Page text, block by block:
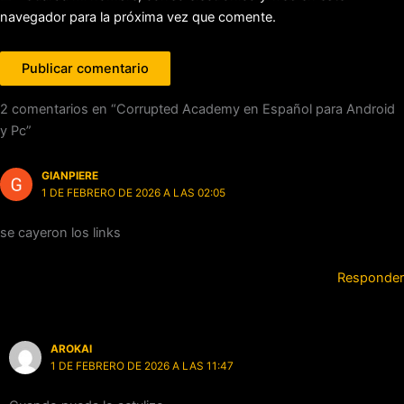
navegador para la próxima vez que comente.
2 comentarios en “Corrupted Academy en Español para Android
y Pc”
GIANPIERE
1 DE FEBRERO DE 2026 A LAS 02:05
se cayeron los links
Responder
AROKAI
1 DE FEBRERO DE 2026 A LAS 11:47